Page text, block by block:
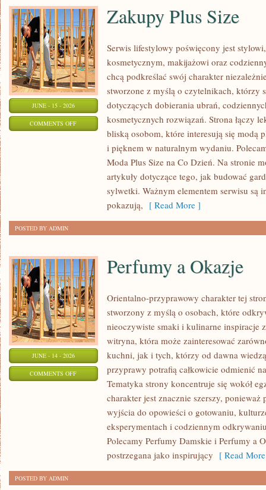
JUNE - 15 - 2026
COMMENTS OFFON
Zakupy Plus Size
Serwis lifestylowy poświęcony jest
kosmetycznym, makijażowi oraz
chcą podkreślać swój charakter
stworzone z myślą o czytelnikach, którzy
dotyczących dobierania ubrań,
kosmetycznych rozwiązań. Strona łączy
bliską osobom, które interesują się modą
i pięknem w naturalnym wydaniu.
Moda Plus Size na Co Dzień. Na stronie
artykuły dotyczące tego, jak budować
sylwetki. Ważnym elementem serwisu są
pokazują, [ Read More ]
POSTED BY ADMIN
JUNE - 14 - 2026
COMMENTS OFFON
Perfumy a Okazje
Orientalno-przyprawowy charakter tej
stworzony z myślą o osobach, które
nieoczywiste smaki i kulinarne inspiracje
witryna, która może zainteresować
kuchni, jak i tych, którzy od dawna
przyprawy potrafią całkowicie odmienić
Tematyka strony koncentruje się wokół
charakter jest znacznie szerszy,
wyjścia do opowieści o gotowaniu,
eksperymentach i codziennym
Polecamy Perfumy Damskie i Perfumy a
postrzegana jako inspirujący [ Read
POSTED BY ADMIN